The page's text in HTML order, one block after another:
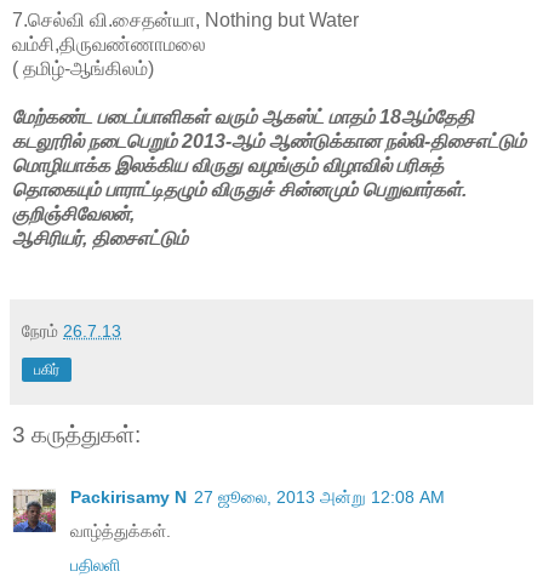
7.செல்வி வி.சைதன்யா, Nothing but Water
வம்சி,திருவண்ணாமலை
( தமிழ்-ஆங்கிலம்)
மேற்கண்ட படைப்பாளிகள் வரும் ஆகஸ்ட் மாதம் 18ஆம்தேதி
கடலூரில் நடைபெறும் 2013-ஆம் ஆண்டுக்கான நல்லி-திசைஎட்டும்
மொழியாக்க இலக்கிய விருது வழங்கும் விழாவில் பரிசுத்
தொகையும் பாராட்டிதழும் விருதுச் சின்னமும் பெறுவார்கள்.
குறிஞ்சிவேலன்,
ஆசிரியர், திசைஎட்டும்
நேரம் 26.7.13
பகிர்
3 கருத்துகள்:
Packirisamy N 27 ஜூலை, 2013 அன்று 12:08 AM
வாழ்த்துக்கள்.
பதிலளி